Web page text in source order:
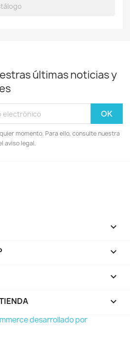
últimas noticias y
momento. Para ello, consulte nuestra
aviso legal.



keyboard_arrow_down
desarrollado por